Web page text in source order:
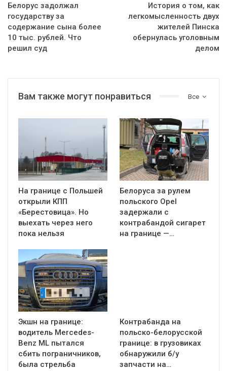
Белорус задолжал
государству за
содержание сына более
10 тыс. рублей. Что
решил суд
История о том, как
легкомысленность двух
жителей Пинска
обернулась уголовным
делом
Все
Вам также могут понравиться
На границе с Польшей
открыли КПП
«Берестовица». Но
выехать через него
пока нельзя
Белоруса за рулем
польского Opel
задержали с
контрабандой сигарет
на границе —…
Экшн на границе:
водитель Mercedes-
Benz ML пытался
сбить пограничников,
была стрельба
Контрабанда на
польско-белорусской
границе: в грузовиках
обнаружили б/у
запчасти на…